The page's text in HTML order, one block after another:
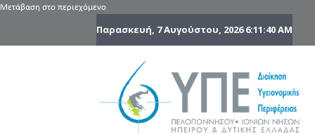
Μετάβαση στο περιεχόμενο
Παρασκευή, 7 Αυγούστου, 20266:11:40 AM